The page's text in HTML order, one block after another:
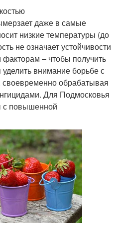
даже в самые
низкие температуры (до
не означает устойчивости
– чтобы получить
внимание борьбе с
обрабатывая
Для Подмосковья
с повышенной